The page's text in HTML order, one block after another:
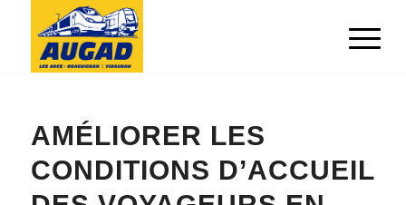
AMÉLIORER LES
CONDITIONS D’ACCUEIL